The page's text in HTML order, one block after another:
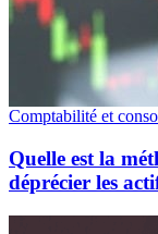
Comptabilité et
Quelle est la
déprécier les